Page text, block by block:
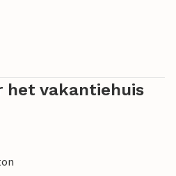
het vakantiehuis